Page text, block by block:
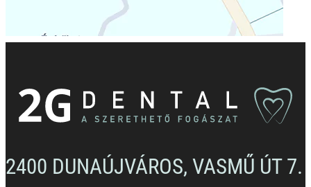
2400 DUNAÚJVÁROS, VASMŰ ÚT 7.